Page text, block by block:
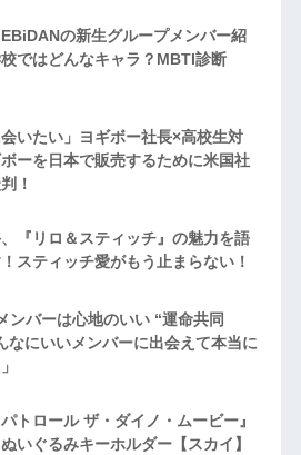
の新生グループメンバー紹
ではどんなキャラ？MBTI診断
会いたい」ヨギボー社長×高校生対
ーを日本で販売するために米国社
！
『リロ＆スティッチ』の魅力を語
スティッチ愛がもう止まらない！
ンバーは心地のいい “運命共同
なにいいメンバーに出会えて本当に
パトロール ザ・ダイノ・ムービー』
いぐるみキーホルダー【スカイ】